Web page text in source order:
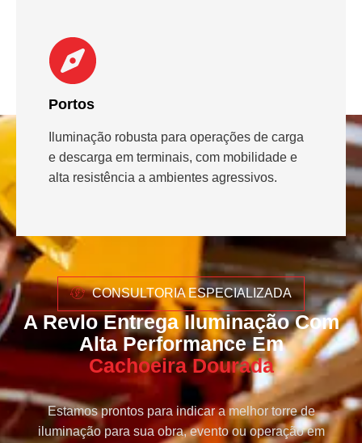
Portos
Iluminação robusta para operações de carga
e descarga em terminais, com mobilidade e
alta resistência a ambientes agressivos.
CONSULTORIA ESPECIALIZADA
A Revlo Entrega Iluminação Com
Alta Performance Em
Cachoeira Dourada
Estamos prontos para indicar a melhor torre de
iluminação para sua obra, evento ou operação em